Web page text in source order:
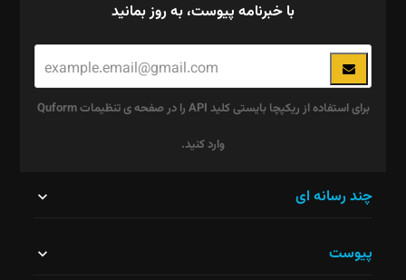
با خبرنامه پیوست، به روز بمانید
برای استفاده از ریکپچا بایستی کلید API را در صفحه ی تنظیمات Quform
وارد کنید.
نباید
چند رسانه ای
پیوست